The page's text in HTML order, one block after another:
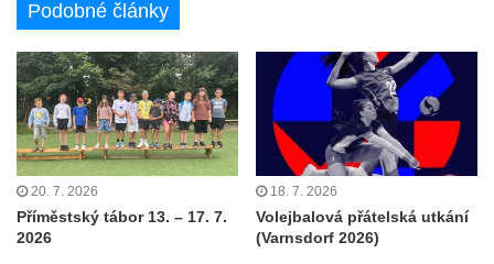
Podobné články
20. 7. 2026
Příměstský tábor 13. – 17. 7.
2026
18. 7. 2026
Volejbalová přátelská utkání
(Varnsdorf 2026)